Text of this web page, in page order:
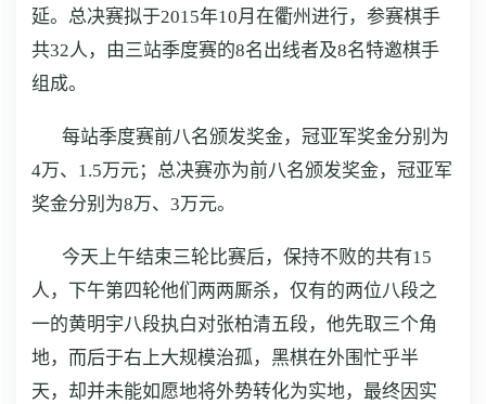
延。总决赛拟于2015年10月在衢州进行，参赛棋手
共32人，由三站季度赛的8名出线者及8名特邀棋手
组成。
每站季度赛前八名颁发奖金，冠亚军奖金分别为
4万、1.5万元；总决赛亦为前八名颁发奖金，冠亚军
奖金分别为8万、3万元。
今天上午结束三轮比赛后，保持不败的共有15
人，下午第四轮他们两两厮杀，仅有的两位八段之
一的黄明宇八段执白对张柏清五段，他先取三个角
地，而后于右上大规模治孤，黑棋在外围忙乎半
天，却并未能如愿地将外势转化为实地，最终因实